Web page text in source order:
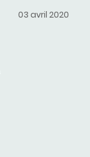
03 avril 2020